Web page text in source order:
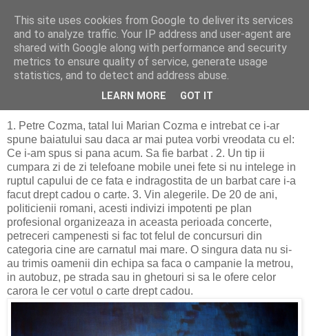
De prin Gari
sâmbătă, 23 mai 2020
Un articol pentru barbati
1. Petre Cozma, tatal lui Marian Cozma e intrebat ce i-ar
spune baiatului sau daca ar mai putea vorbi vreodata cu el:
Ce i-am spus si pana acum. Sa fie barbat . 2. Un tip ii
cumpara zi de zi telefoane mobile unei fete si nu intelege in
ruptul capului de ce fata e indragostita de un barbat care i-a
facut drept cadou o carte. 3. Vin alegerile. De 20 de ani,
politicienii romani, acesti indivizi impotenti pe plan
profesional organizeaza in aceasta perioada concerte,
petreceri campenesti si fac tot felul de concursuri din
categoria cine are carnatul mai mare. O singura data nu si-
au trimis oamenii din echipa sa faca o campanie la metrou,
in autobuz, pe strada sau in ghetouri si sa le ofere celor
carora le cer votul o carte drept cadou.
This site uses cookies from Google to deliver its services
and to analyze traffic. Your IP address and user-agent are
shared with Google along with performance and security
metrics to ensure quality of service, generate usage
statistics, and to detect and address abuse.
LEARN MORE GOT IT